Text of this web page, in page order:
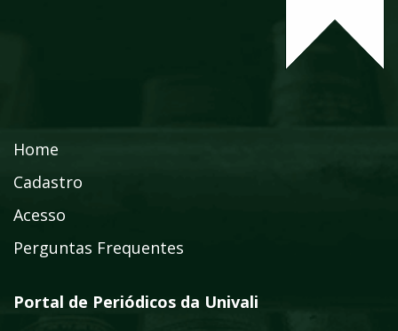
Home
Cadastro
Acesso
Perguntas Frequentes
Portal de Periódicos da Univali